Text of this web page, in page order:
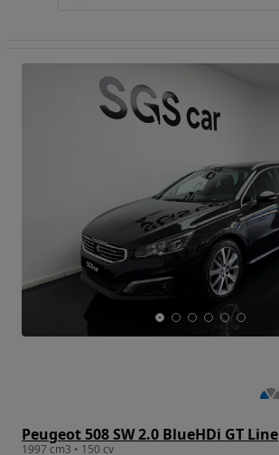
Peugeot 508 SW 2.0 BlueHDi GT Line
1997 cm3 • 150 cv